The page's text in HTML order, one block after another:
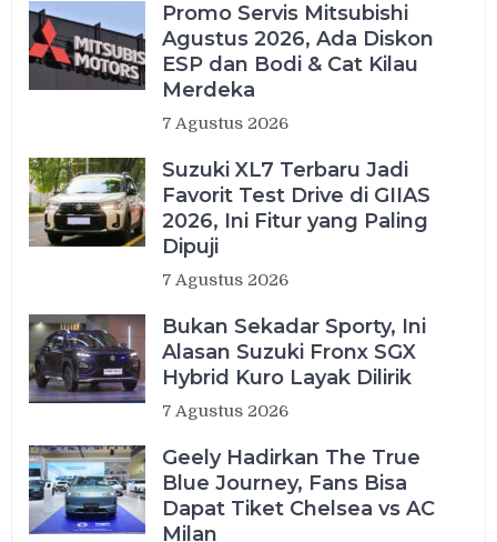
Promo Servis Mitsubishi
Agustus 2026, Ada Diskon
ESP dan Bodi & Cat Kilau
Merdeka
7 Agustus 2026
Suzuki XL7 Terbaru Jadi
Favorit Test Drive di GIIAS
2026, Ini Fitur yang Paling
Dipuji
7 Agustus 2026
Bukan Sekadar Sporty, Ini
Alasan Suzuki Fronx SGX
Hybrid Kuro Layak Dilirik
7 Agustus 2026
Geely Hadirkan The True
Blue Journey, Fans Bisa
Dapat Tiket Chelsea vs AC
Milan